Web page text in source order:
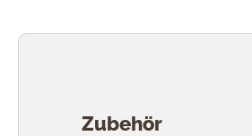
Zubehör